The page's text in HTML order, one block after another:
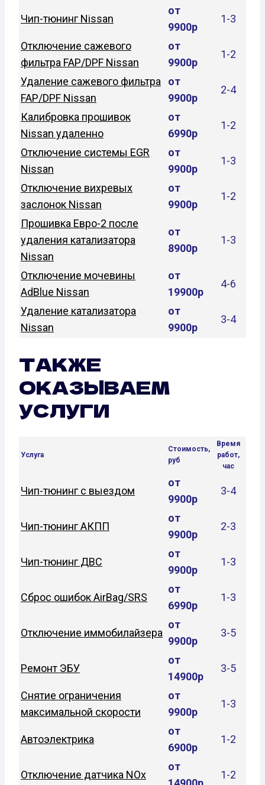
Чип-тюнинг Nissan
от
9900р
1-3
Отключение сажевого
фильтра FAP/DPF Nissan
от
9900р
1-2
Удаление сажевого фильтра
FAP/DPF Nissan
от
9900р
2-4
Калибровка прошивок
Nissan удаленно
от
6990р
1-2
Отключение системы EGR
Nissan
от
9900р
1-3
Отключение вихревых
заслонок Nissan
от
9900р
1-2
Прошивка Евро-2 после
удаления катализатора
Nissan
от
8900р
1-3
Отключение мочевины
AdBlue Nissan
от
19900р
4-6
Удаление катализатора
Nissan
от
9900р
3-4
ТАКЖЕ
ОКАЗЫВАЕМ
УСЛУГИ
Услуга
Стоимость,
руб
Время
работ,
час
Чип-тюнинг с выездом
от
9900р
3-4
Чип-тюнинг АКПП
от
9900р
2-3
Чип-тюнинг ДВС
от
9900р
1-3
Сброс ошибок AirBag/SRS
от
6990р
1-3
Отключение иммобилайзера
от
9900р
3-5
Ремонт ЭБУ
от
14900р
3-5
Снятие ограничения
максимальной скорости
от
9900р
1-3
Автоэлектрика
от
6900р
1-2
Отключение датчика NOx
от
1-2